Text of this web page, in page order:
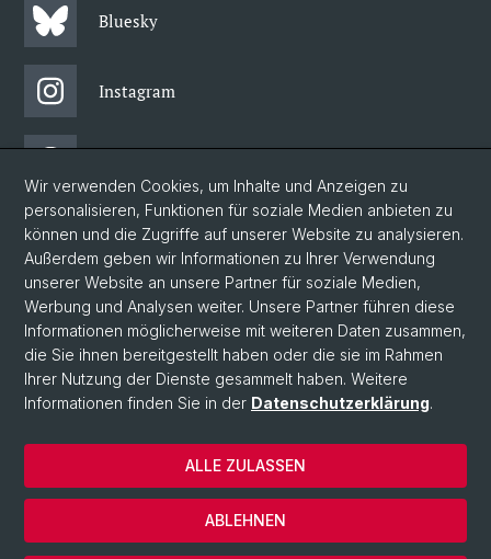
Bluesky
Instagram
Facebook
Newsletter
© Universität Basel
Philosophisch-Historische Fakultät
Home
Datenschutzerklärung
Wir verwenden Cookies, um Inhalte und Anzeigen zu
personalisieren, Funktionen für soziale Medien anbieten zu
können und die Zugriffe auf unserer Website zu analysieren.
Außerdem geben wir Informationen zu Ihrer Verwendung
unserer Website an unsere Partner für soziale Medien,
Werbung und Analysen weiter. Unsere Partner führen diese
Informationen möglicherweise mit weiteren Daten zusammen,
die Sie ihnen bereitgestellt haben oder die sie im Rahmen
Ihrer Nutzung der Dienste gesammelt haben. Weitere
Informationen finden Sie in der Datenschutzerklärung.
ABLEHNEN
ALLE ZULASSEN